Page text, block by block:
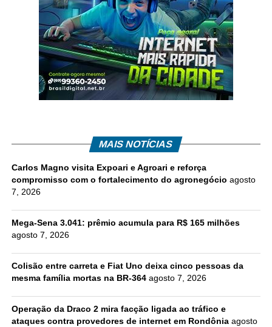
MAIS NOTÍCIAS
Carlos Magno visita Expoari e Agroari e reforça
compromisso com o fortalecimento do agronegócio agosto
7, 2026
Mega-Sena 3.041: prêmio acumula para R$ 165 milhões
agosto 7, 2026
Colisão entre carreta e Fiat Uno deixa cinco pessoas da
mesma família mortas na BR-364 agosto 7, 2026
Operação da Draco 2 mira facção ligada ao tráfico e
ataques contra provedores de internet em Rondônia agosto